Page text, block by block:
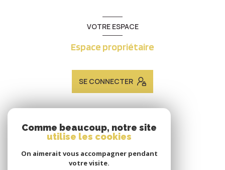
VOTRE ESPACE
Espace propriétaire
SE CONNECTER
ADHÉRENTS
Nous adhérons
Comme beaucoup, notre site
utilise les cookies
On aimerait vous accompagner pendant
votre visite.